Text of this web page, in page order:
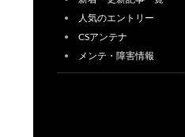
人気のエントリー
CSアンテナ
メンテ・障害情報